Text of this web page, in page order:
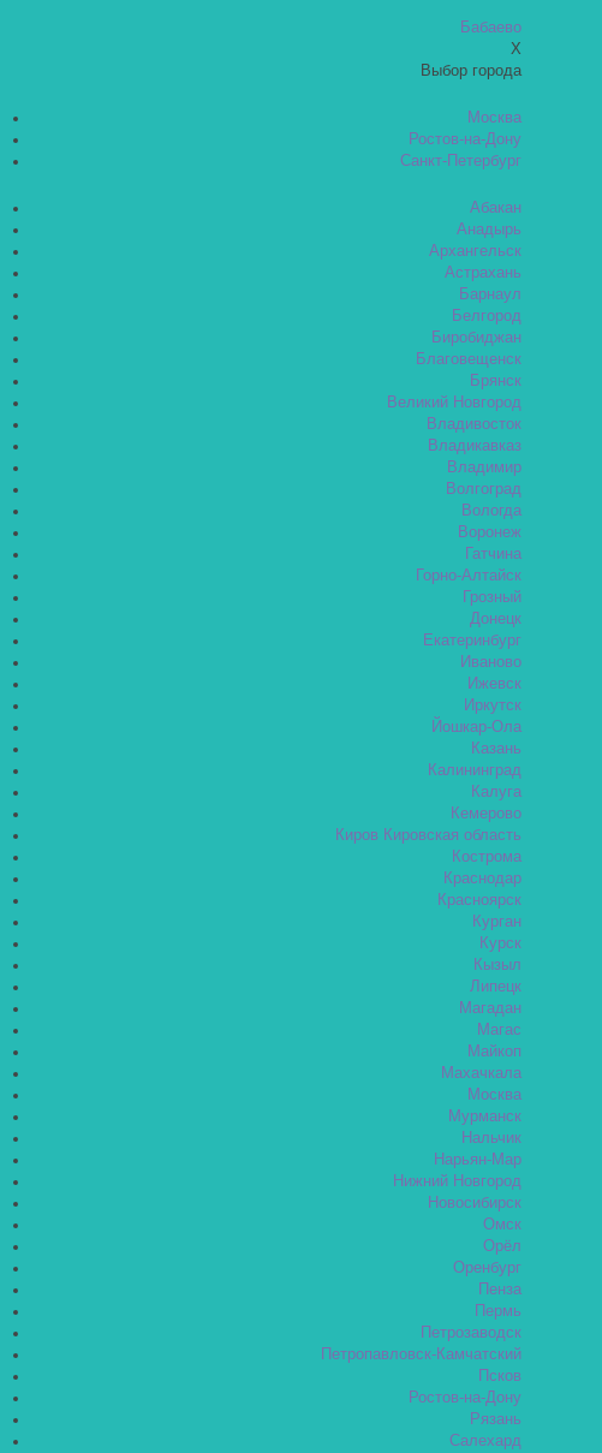
Бабаево
X
Выбор города
Москва
Ростов-на-Дону
Санкт-Петербург
Абакан
Анадырь
Архангельск
Астрахань
Барнаул
Белгород
Биробиджан
Благовещенск
Брянск
Великий Новгород
Владивосток
Владикавказ
Владимир
Волгоград
Вологда
Воронеж
Гатчина
Горно-Алтайск
Грозный
Донецк
Екатеринбург
Иваново
Ижевск
Иркутск
Йошкар-Ола
Казань
Калининград
Калуга
Кемерово
Киров Кировская область
Кострома
Краснодар
Красноярск
Курган
Курск
Кызыл
Липецк
Магадан
Магас
Майкоп
Махачкала
Москва
Мурманск
Нальчик
Нарьян-Мар
Нижний Новгород
Новосибирск
Омск
Орёл
Оренбург
Пенза
Пермь
Петрозаводск
Петропавловск-Камчатский
Псков
Ростов-на-Дону
Рязань
Салехард